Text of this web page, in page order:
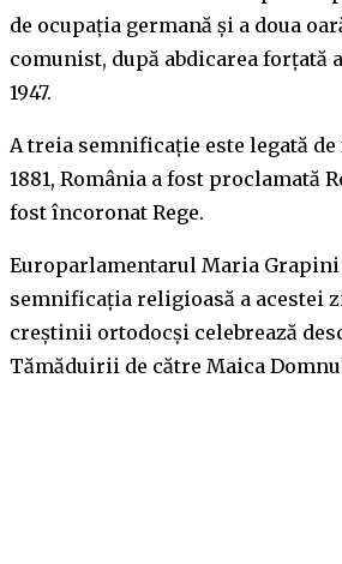
de ocupaţia germană și a doua
comunist, după abdicarea forţată
1947.
A treia semnificație este legată de
1881, România a fost proclamată
fost încoronat Rege.
Europarlamentarul Maria
semnificația religioasă a acestei
creștinii ortodocși celebrează
Tămăduirii de către Maica